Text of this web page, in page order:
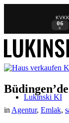
06
G
Lukinski KI
in Agentur, Emlak,